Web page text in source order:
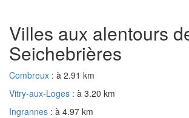
Villes aux alentours
Seichebrières
Combreux : à 2.91 km
Vitry-aux-Loges : à 3.20 km
Ingrannes : à 4.97 km